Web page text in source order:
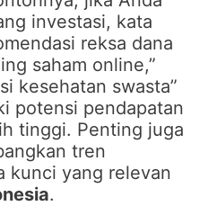
investasi, kata
reksa dana
saham online,”
kesehatan swasta”
potensi pendapatan
tinggi. Penting juga
tren
kunci yang relevan
.